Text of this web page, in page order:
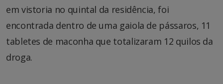
em vistoria no quintal da residência, foi
encontrada dentro de uma gaiola de pássaros, 11
tabletes de maconha que totalizaram 12 quilos da
droga.